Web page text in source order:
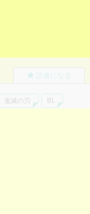
鬼滅の刃 BL
読者になる